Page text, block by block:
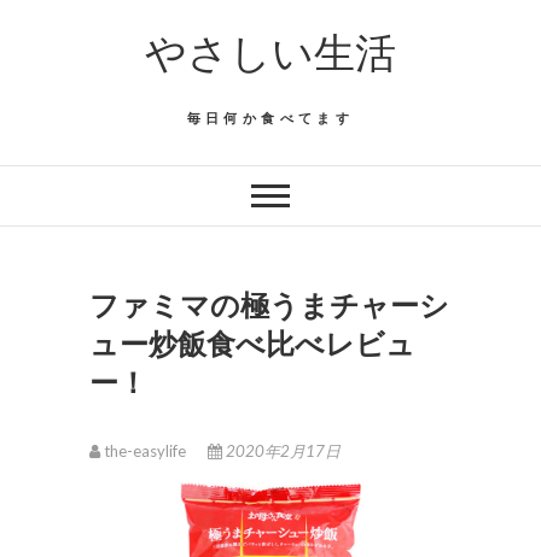
やさしい生活
毎日何か食べてます
ファミマの極うまチャーシ
ュー炒飯食べ比べレビュ
ー！
the-easylife 2020年2月17日